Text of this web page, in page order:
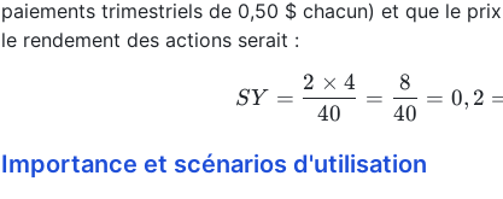
paiements trimestriels de 0,50 $ chacun) et que le
le rendement des actions serait :
SY =
SY =
40
2 × 4
=
40
8
= 0, 2
Importance et scénarios d'utilisation